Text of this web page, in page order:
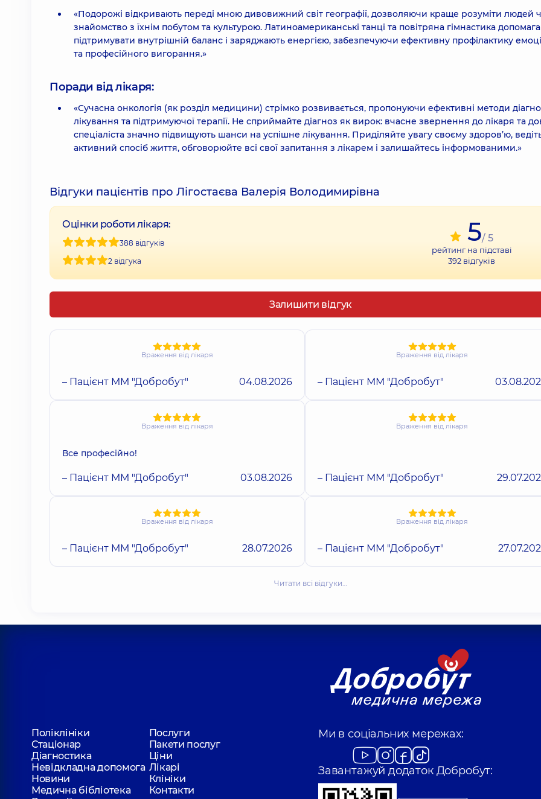
«Подорожі відкривають переді мною дивовижний світ географії, дозволяючи краще розуміти людей
знайомство з їхнім побутом та культурою. Латиноамериканські танці та повітряна гімнастика
підтримувати внутрішній баланс і заряджають енергією, забезпечуючи ефективну профілактику
та професійного вигорання.»
Поради від лікаря:
«Сучасна онкологія (як розділ медицини) стрімко розвивається, пропонуючи ефективні методи
лікування та підтримуючої терапії. Не сприймайте діагноз як вирок: вчасне звернення до лікаря та
спеціаліста значно підвищують шанси на успішне лікування. Приділяйте увагу своєму здоров’ю,
активний спосіб життя, обговорюйте всі свої запитання з лікарем і залишайтесь інформованими.»
Відгуки пацієнтів про Лігостаєва Валерія Володимирівна
Оцінки роботи лікаря:
388 відгуків
2 відгука
5/ 5
рейтинг на підставі
392 відгуків
Залишити відгук
Враження від лікаря
– Пацієнт ММ "Добробут" 04.08.2026
Враження від лікаря
– Пацієнт ММ "Добробут"
Враження від лікаря
Все професійно!
– Пацієнт ММ "Добробут" 03.08.2026
Враження від лікаря
– Пацієнт ММ "Добробут"
Враження від лікаря
– Пацієнт ММ "Добробут" 28.07.2026
Враження від лікаря
– Пацієнт ММ "Добробут"
Читати всі відгуки…
Поліклініки
Послуги
Стаціонар
Пакети послуг
Діагностика
Ціни
Невідкладна допомога Лікарі
Новини
Клініки
Медична бібліотека
Контакти
Ми в соціальних мережах:
Завантажуй додаток Добробут: